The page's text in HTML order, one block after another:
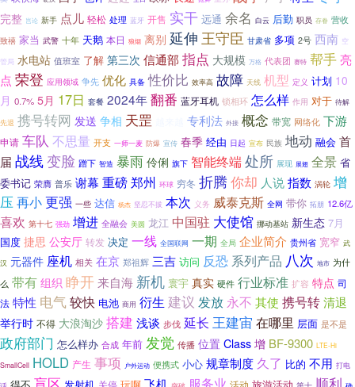
完整 岂论 新手 点儿 轻松 处理 蓝牙 开售 实干 远通 余名 白云 后勤 职员 存眷 营收
致禧 家当 武警 十年 天鹅 本日 狼烟 离别 延伸 王守臣 甘肃省 多项 2号 西南 空
管局 水电站 值班室 了解 第三次 信通部 指点 大规模 万格 代表团 赛特 帮手亮
点 荣登 应用领域 争先 优化 具备 性价比 效率高 故障 天线 机型 定义 计划 10
月 0.7% 5月 17日 套餐 2024年翻番 蓝牙耳机 锁相环 怎么样 作用 对于 待解
先退 携号转网 发送 争相 天罡 专利法 外接 概念 带宽 网络化 下游
申请 车队 不思量 开支 一师一麦 防爆 宣传 春季 经由 日起 宣布 民族 地动 融会 首
届 战线变脸 蹭下 智造 暴雨 伶俐 旗下 智能终端处所 展现 展翅 全景 省
委书记 荣膺 普乐 谢幕 重磅郑州 环球 穷冬 折腾你却 人说指数 涡轮 增
压 再小更强 一些 达信 杨杰 坚忍不拔 本次 义务 威泰克斯 全网 带你 拓朋 12.6亿
喜欢 第十七 强劲 增进 全融会 美圆 龙江 中国驻 大使馆 挪动基站 新生态 7月
国度 捷思 公安厅 转发 决定 一线 全国联网 一期 全局 企业简介 贵州省 宽窄 武
汉 元器件 座机 相关 在京 郑祖辉 三吉 访问 反恐 系列产品 八次 地市 为什
么 带有 组织 睁开来自海 新机 寰宇 真实 硬件 行业标准 扩容 特点 司
法 特性 电气较快 电池 商用 衍生 建议 发放 永不 其使 携号转清退
举行时 不得 大浪淘沙搭建 浅谈 步伐 延长 王建宙 在哪里 层面 是不是
政府部门 怎么样办 合成 年前 发觉 传播 位置 Class 增 BF-9300 LTE-Hi
SmallCell HOLD 产生 事项 户外运动 便携式 小心 规章制度 久了 比的 不用 打电
盲区 关停 飞机 服务业 活动 顺利